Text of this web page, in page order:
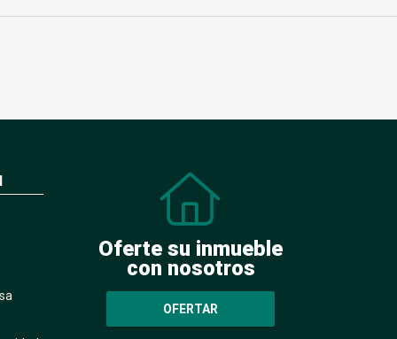
Oferte su inmueble
con nosotros
OFERTAR